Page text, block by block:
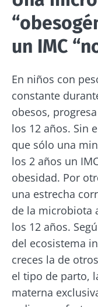
un IMC
En niños con
constante
obesos,
los 12 años. Sin
que sólo una
los 2 años un
obesidad. Por
una estrecha
de la microbiota
los 12 años.
del ecosistema
creces la de
el tipo de parto,
materna
¡No
Únase a la